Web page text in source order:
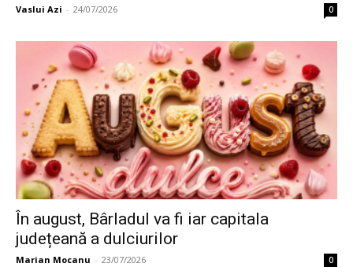
Vaslui Azi - 24/07/2026 0
În august, Bârladul va fi iar capitala
județeană a dulciurilor
Marian Mocanu - 23/07/2026 0